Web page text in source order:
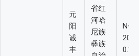
元
阳
诚
丰
省红
河哈
尼族
彝族
20-